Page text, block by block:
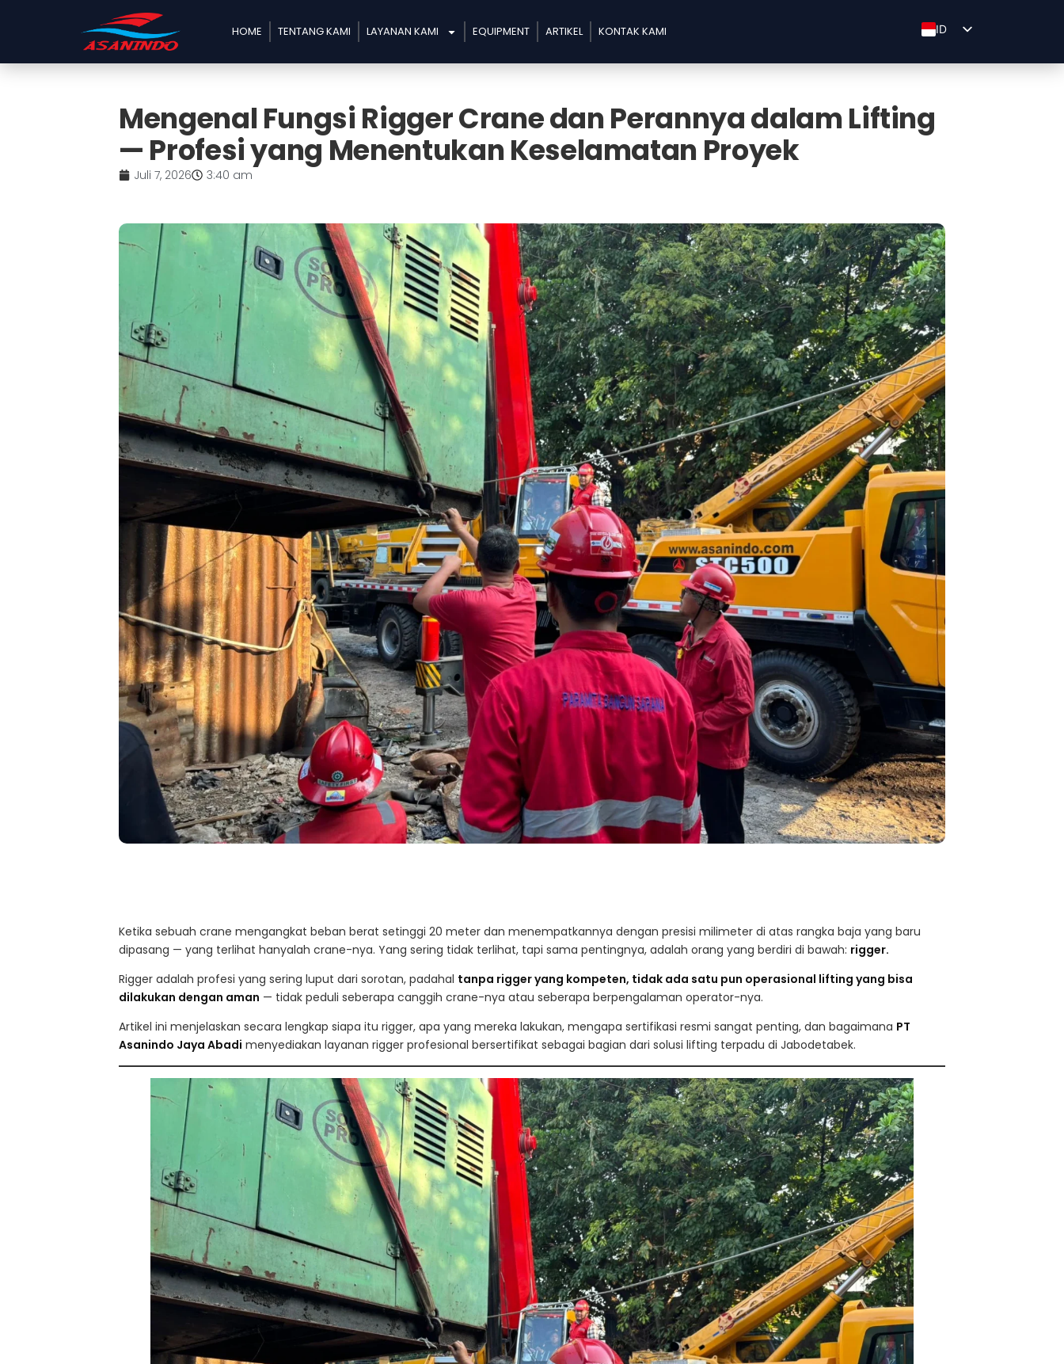
HOME TENTANG KAMI LAYANAN KAMI EQUIPMENT ARTIKEL KONTAK KAMI
ID
Mengenal Fungsi Rigger Crane dan Perannya dalam Lifting
— Profesi yang Menentukan Keselamatan Proyek
Juli 7, 2026 3:40 am
Ketika sebuah crane mengangkat beban berat setinggi 20 meter dan menempatkannya dengan presisi milimeter di atas rangka baja yang baru
dipasang — yang terlihat hanyalah crane-nya. Yang sering tidak terlihat, tapi sama pentingnya, adalah orang yang berdiri di bawah: rigger.
Rigger adalah profesi yang sering luput dari sorotan, padahal tanpa rigger yang kompeten, tidak ada satu pun operasional lifting yang bisa
dilakukan dengan aman — tidak peduli seberapa canggih crane-nya atau seberapa berpengalaman operator-nya.
Artikel ini menjelaskan secara lengkap siapa itu rigger, apa yang mereka lakukan, mengapa sertifikasi resmi sangat penting, dan bagaimana PT
Asanindo Jaya Abadi menyediakan layanan rigger profesional bersertifikat sebagai bagian dari solusi lifting terpadu di Jabodetabek.